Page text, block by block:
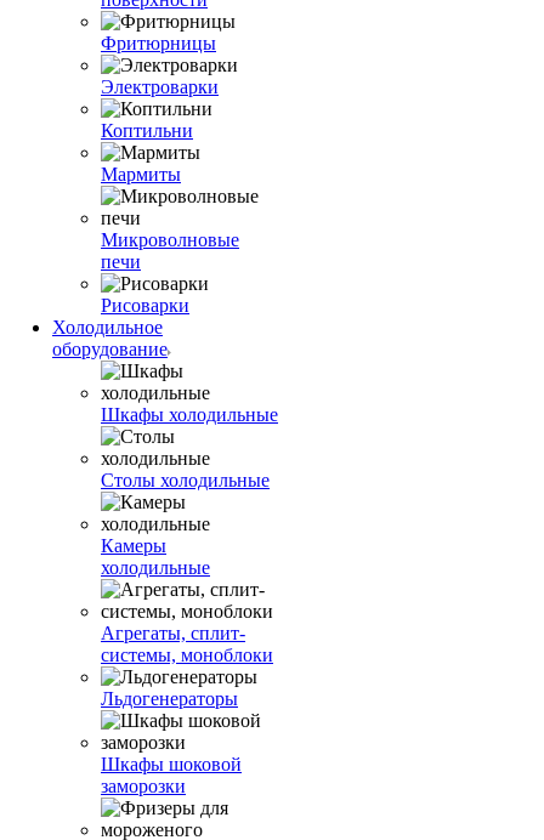
Фритюрницы
Электроварки
Коптильни
Мармиты
Микроволновые
печи
Рисоварки
Холодильное
оборудование
Шкафы холодильные
Столы холодильные
Камеры
холодильные
Агрегаты, сплит-
системы, моноблоки
Льдогенераторы
Шкафы шоковой
заморозки